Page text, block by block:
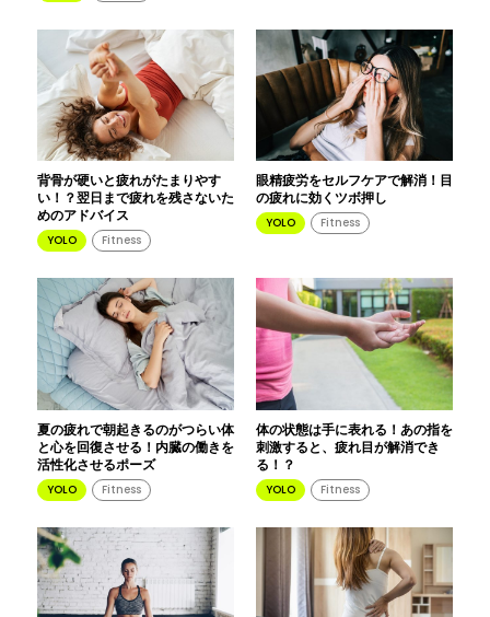
背骨が硬いと疲れがたまりやす
い！？翌日まで疲れを残さないた
めのアドバイス
YOLO Fitness
眼精疲労をセルフケアで解消！目
の疲れに効くツボ押し
YOLO Fitness
夏の疲れで朝起きるのがつらい体
と心を回復させる！内臓の働きを
活性化させるポーズ
YOLO Fitness
体の状態は手に表れる！あの指を
刺激すると、疲れ目が解消でき
る！？
YOLO Fitness